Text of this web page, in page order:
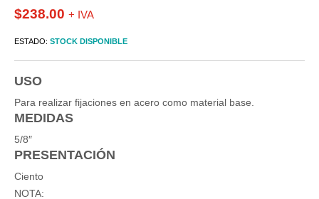
$238.00 + IVA
ESTADO: STOCK DISPONIBLE
USO
Para realizar fijaciones en acero como material base.
MEDIDAS
5/8″
PRESENTACIÓN
Ciento
NOTA: